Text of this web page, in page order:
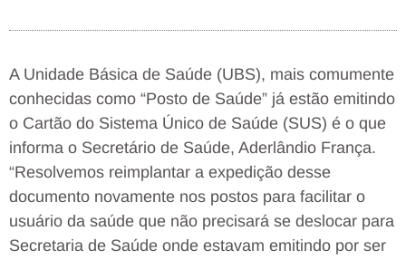
A Unidade Básica de Saúde (UBS), mais comumente
conhecidas como “Posto de Saúde” já estão emitindo
o Cartão do Sistema Único de Saúde (SUS) é o que
informa o Secretário de Saúde, Aderlândio França.
“Resolvemos reimplantar a expedição desse
documento novamente nos postos para facilitar o
usuário da saúde que não precisará se deslocar para
Secretaria de Saúde onde estavam emitindo por ser